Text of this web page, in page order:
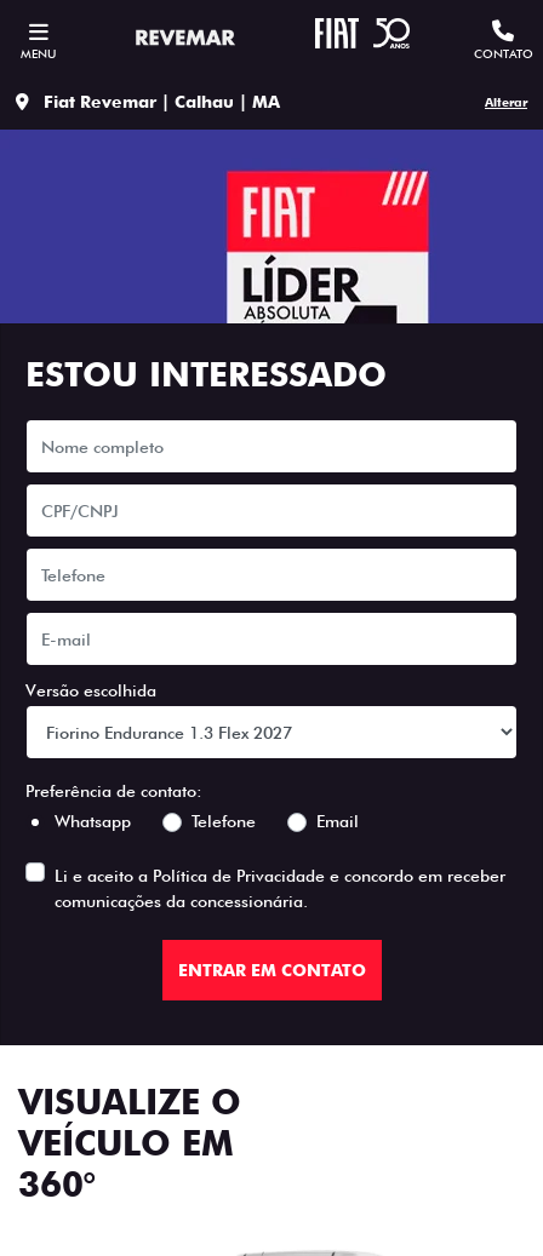
MENU CONTATO
Fiat Revemar | Calhau | MA Alterar
ESTOU INTERESSADO
Versão escolhida
Preferência de contato:
Whatsapp
Telefone Email
Li e aceito a Política de Privacidade e concordo em receber
comunicações da concessionária.
ENTRAR EM CONTATO
VISUALIZE O
VEÍCULO EM
360°